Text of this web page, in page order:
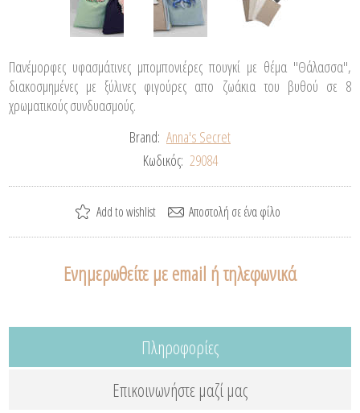
Πανέμορφες υφασμάτινες μπομπονιέρες πουγκί με θέμα "Θάλασσα",
διακοσμημένες με ξύλινες φιγούρες απο ζωάκια του βυθού σε 8
χρωματικούς συνδυασμούς.
Brand: Anna's Secret
Κωδικός: 29084
Ενημερωθείτε με email ή τηλεφωνικά
Πληροφορίες
Επικοινωνήστε μαζί μας